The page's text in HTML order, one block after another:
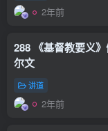
2年前
288 《基督教要义
尔文
讲道
2年前